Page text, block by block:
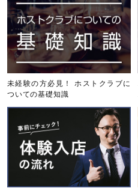
未経験の方必見！ ホストクラブに
ついての基礎知識